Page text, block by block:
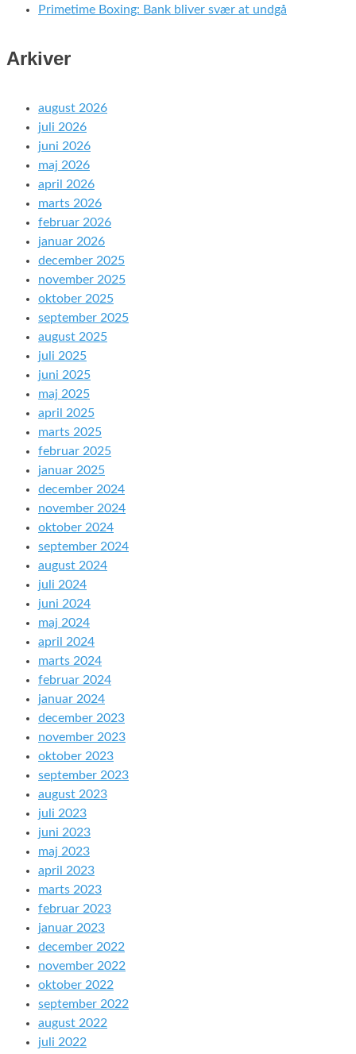
Primetime Boxing: Bank bliver svær at undgå
Arkiver
august 2026
juli 2026
juni 2026
maj 2026
april 2026
marts 2026
februar 2026
januar 2026
december 2025
november 2025
oktober 2025
september 2025
august 2025
juli 2025
juni 2025
maj 2025
april 2025
marts 2025
februar 2025
januar 2025
december 2024
november 2024
oktober 2024
september 2024
august 2024
juli 2024
juni 2024
maj 2024
april 2024
marts 2024
februar 2024
januar 2024
december 2023
november 2023
oktober 2023
september 2023
august 2023
juli 2023
juni 2023
maj 2023
april 2023
marts 2023
februar 2023
januar 2023
december 2022
november 2022
oktober 2022
september 2022
august 2022
juli 2022